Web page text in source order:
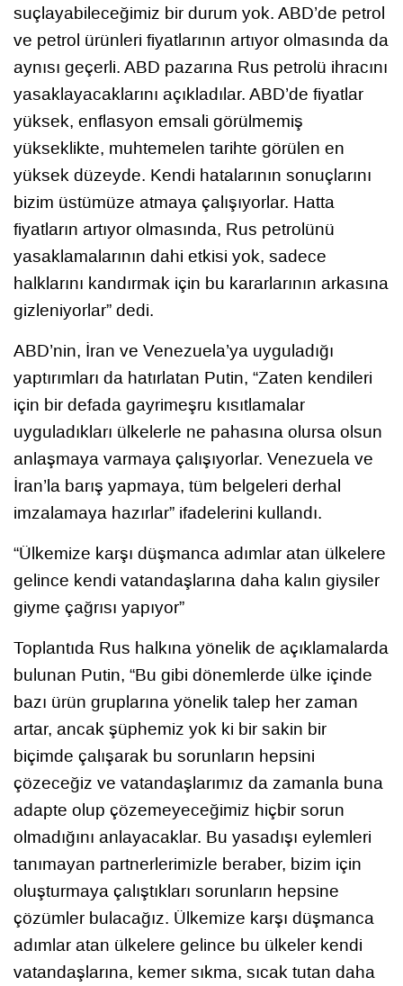
suçlayabileceğimiz bir durum yok. ABD’de petrol
ve petrol ürünleri fiyatlarının artıyor olmasında da
aynısı geçerli. ABD pazarına Rus petrolü ihracını
yasaklayacaklarını açıkladılar. ABD’de fiyatlar
yüksek, enflasyon emsali görülmemiş
yükseklikte, muhtemelen tarihte görülen en
yüksek düzeyde. Kendi hatalarının sonuçlarını
bizim üstümüze atmaya çalışıyorlar. Hatta
fiyatların artıyor olmasında, Rus petrolünü
yasaklamalarının dahi etkisi yok, sadece
halklarını kandırmak için bu kararlarının arkasına
gizleniyorlar” dedi.
ABD’nin, İran ve Venezuela’ya uyguladığı
yaptırımları da hatırlatan Putin, “Zaten kendileri
için bir defada gayrimeşru kısıtlamalar
uyguladıkları ülkelerle ne pahasına olursa olsun
anlaşmaya varmaya çalışıyorlar. Venezuela ve
İran’la barış yapmaya, tüm belgeleri derhal
imzalamaya hazırlar” ifadelerini kullandı.
“Ülkemize karşı düşmanca adımlar atan ülkelere
gelince kendi vatandaşlarına daha kalın giysiler
giyme çağrısı yapıyor”
Toplantıda Rus halkına yönelik de açıklamalarda
bulunan Putin, “Bu gibi dönemlerde ülke içinde
bazı ürün gruplarına yönelik talep her zaman
artar, ancak şüphemiz yok ki bir sakin bir
biçimde çalışarak bu sorunların hepsini
çözeceğiz ve vatandaşlarımız da zamanla buna
adapte olup çözemeyeceğimiz hiçbir sorun
olmadığını anlayacaklar. Bu yasadışı eylemleri
tanımayan partnerlerimizle beraber, bizim için
oluşturmaya çalıştıkları sorunların hepsine
çözümler bulacağız. Ülkemize karşı düşmanca
adımlar atan ülkelere gelince bu ülkeler kendi
vatandaşlarına, kemer sıkma, sıcak tutan daha